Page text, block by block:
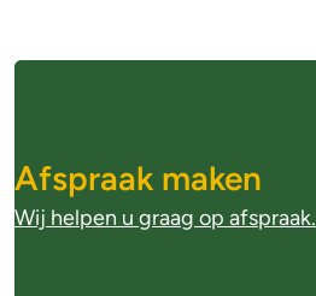
g
Afspraak maken
Wij helpen u graag op afspraak.